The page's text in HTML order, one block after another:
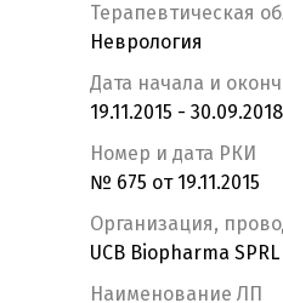
Терапевтическая
Неврология
Дата начала и
19.11.2015 - 30.09.2018
Номер и дата РКИ
№ 675 от 19.11.2015
Организация,
UCB Biopharma SPRL
Наименование ЛП